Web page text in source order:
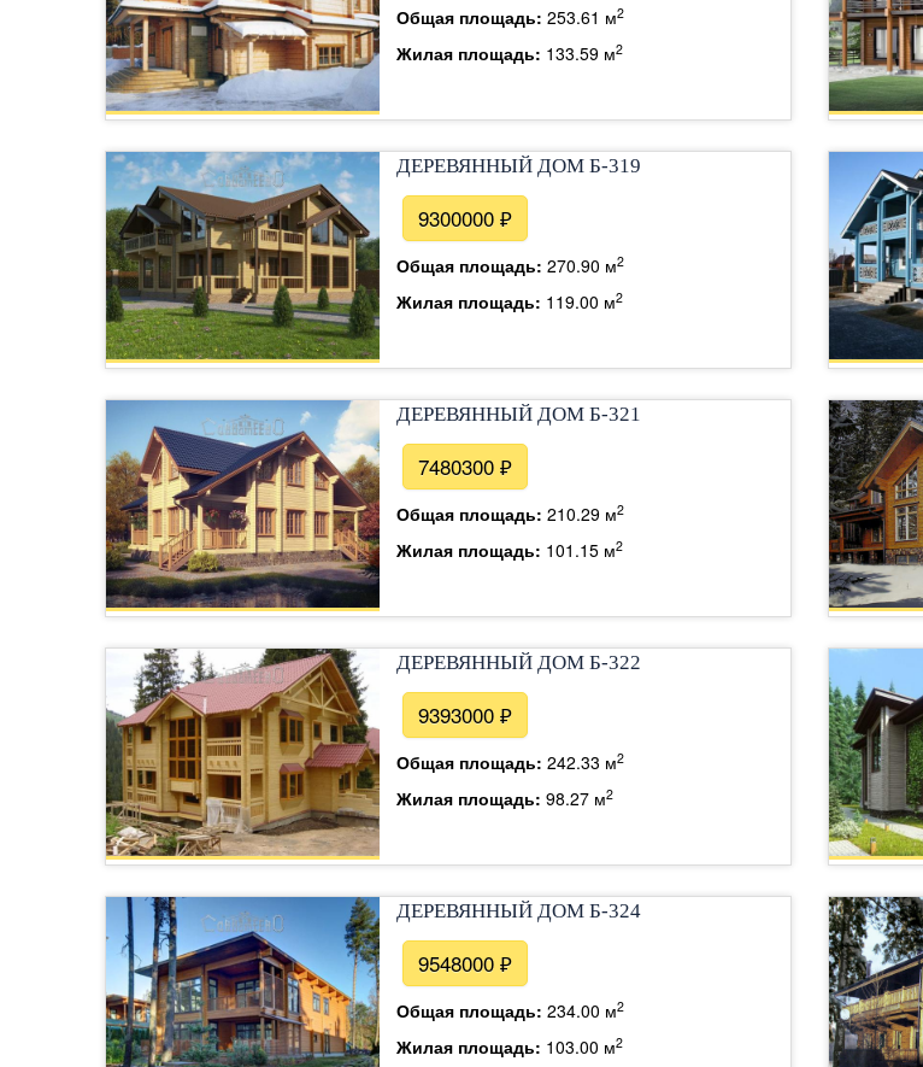
Общая площадь:253.61 м2
Жилая площадь: 133.59 м2
ДЕРЕВЯННЫЙ ДОМ Б-319
9300000 ₽
Общая площадь:270.90 м2
Жилая площадь: 119.00 м2
ДЕРЕВЯННЫЙ ДОМ Б-321
7480300 ₽
Общая площадь:210.29 м2
Жилая площадь: 101.15 м2
ДЕРЕВЯННЫЙ ДОМ Б-322
9393000 ₽
Общая площадь:242.33 м2
Жилая площадь:98.27 м2
ДЕРЕВЯННЫЙ ДОМ Б-324
9548000 ₽
Общая площадь:234.00 м2
Жилая площадь: 103.00 м2